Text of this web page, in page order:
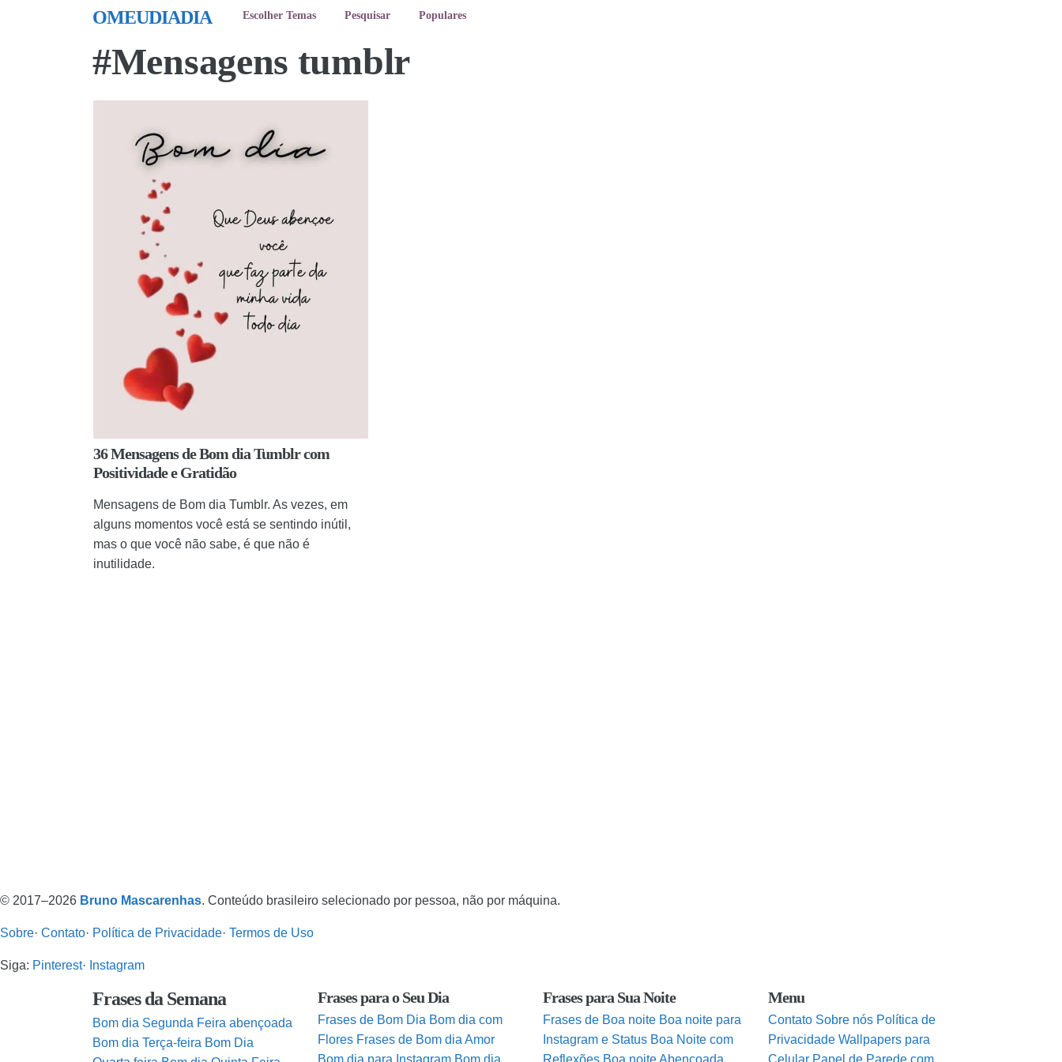
OMEUDIADIA Escolher Temas Pesquisar Populares
#Mensagens tumblr
36 Mensagens de Bom dia Tumblr com
Positividade e Gratidão
Mensagens de Bom dia Tumblr. As vezes, em
alguns momentos você está se sentindo inútil,
mas o que você não sabe, é que não é
inutilidade.
© 2017–2026 Bruno Mascarenhas. Conteúdo brasileiro selecionado por pessoa, não por máquina.
Sobre· Contato· Política de Privacidade· Termos de Uso
Siga: Pinterest· Instagram
Frases da Semana
Bom dia Segunda Feira abençoada
Bom dia Terça-feira Bom Dia
Frases para o Seu Dia
Frases de Bom Dia Bom dia com
Flores Frases de Bom dia Amor
Frases para Sua Noite
Frases de Boa noite Boa noite para
Instagram e Status Boa Noite com
Menu
Contato Sobre nós Política de
Privacidade Wallpapers para